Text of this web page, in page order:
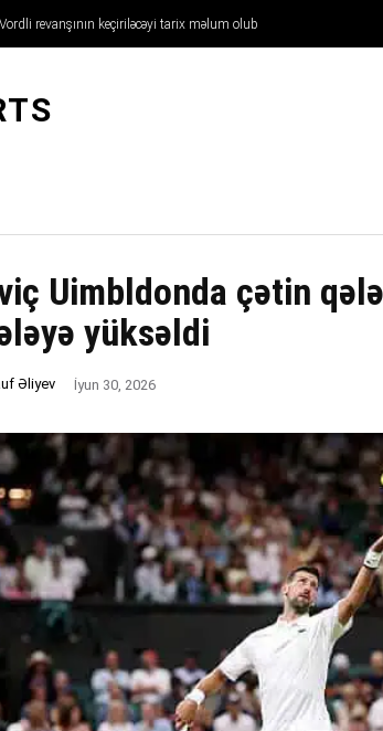
revanşının keçiriləcəyi tarix məlum olub
Uimbldonda çətin
yüksəldi
Əliyev İyun 30, 2026